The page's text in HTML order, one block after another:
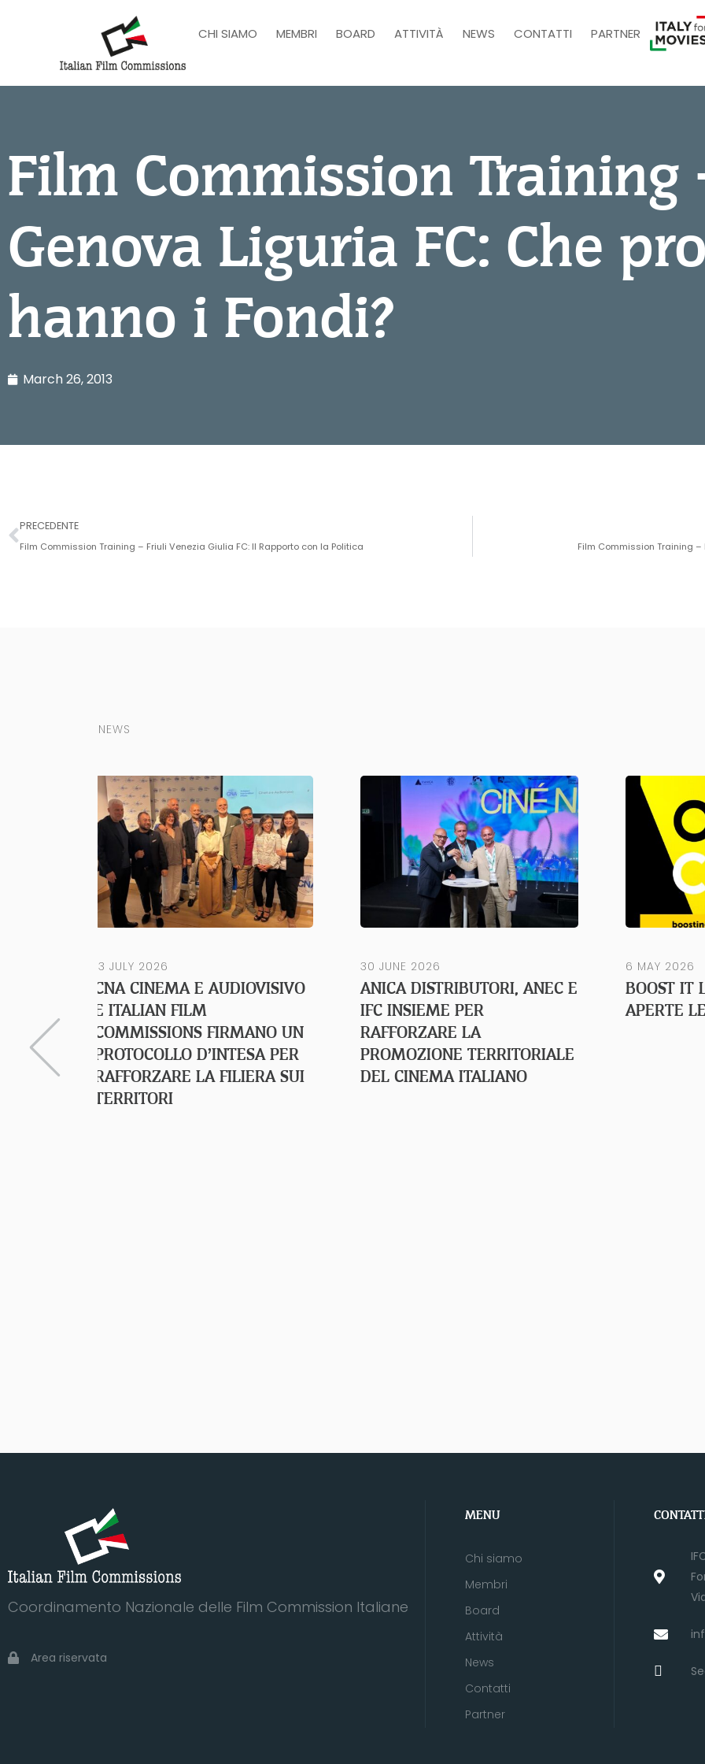
CHI SIAMO MEMBRI BOARD ATTIVITÀ NEWS CONTATTI PARTNER
Film Commission Training
Genova Liguria FC: Che
hanno i Fondi?
March 26, 2013
PRECEDENTE
Film Commission Training – Friuli Venezia Giulia FC: Il Rapporto con la Politica Film Commission Training –
NEWS
13 JULY 2026
CNA CINEMA E AUDIOVISIVO
E ITALIAN FILM
COMMISSIONS FIRMANO UN
PROTOCOLLO D’INTESA PER
RAFFORZARE LA FILIERA SUI
TERRITORI
30 JUNE 2026
ANICA DISTRIBUTORI, ANEC E
IFC INSIEME PER
RAFFORZARE LA
PROMOZIONE TERRITORIALE
DEL CINEMA ITALIANO
6 MAY 2026
BOOST IT
APERTE
Coordinamento Nazionale delle Film Commission Italiane
Area riservata
MENU
Chi siamo
Membri
Board
Attività
News
Contatti
Partner